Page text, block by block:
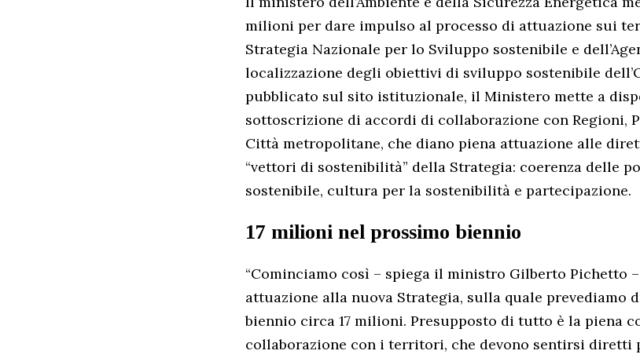
milioni per dare impulso al processo di attuazione sui
Strategia Nazionale per lo Sviluppo sostenibile e
localizzazione degli obiettivi di sviluppo sostenibile
pubblicato sul sito istituzionale, il Ministero mette a
sottoscrizione di accordi di collaborazione con Regioni,
Città metropolitane, che diano piena attuazione alle
“vettori di sostenibilità” della Strategia: coerenza delle
sostenibile, cultura per la sostenibilità e partecipazione.
17 milioni nel prossimo biennio
“Cominciamo così – spiega il ministro Gilberto Pichetto
attuazione alla nuova Strategia, sulla quale prevediamo
biennio circa 17 milioni. Presupposto di tutto è la piena
collaborazione con i territori, che devono sentirsi diretti